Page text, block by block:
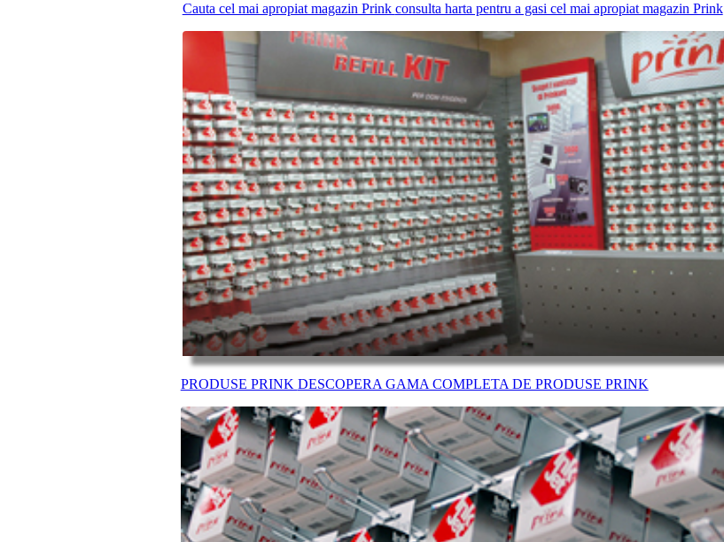
Cauta cel mai apropiat magazin Prink consulta harta pentru a gasi cel mai apropiat magazin Prink
PRODUSE PRINK DESCOPERA GAMA COMPLETA DE PRODUSE PRINK